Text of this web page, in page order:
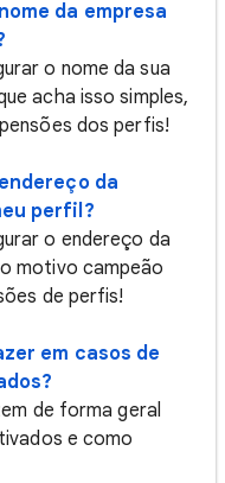
da empresa
o nome da sua
acha isso simples,
dos perfis!
da
perfil?
o endereço da
motivo campeão
de perfis!
em casos de
de forma geral
e como